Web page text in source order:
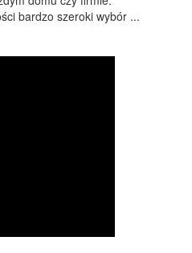
bardzo szeroki wybór ...